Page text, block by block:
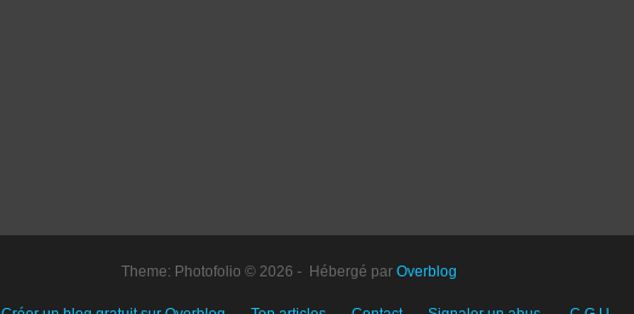
Theme: Photofolio © 2026 - Hébergé par Overblog